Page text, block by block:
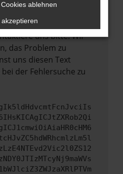
Webseitenbetreiber.
genannten Schritte
uns bitte. Wir
das Problem zu
uns diesen Text
der Fehlersuche zu
ablehnen
akzeptieren